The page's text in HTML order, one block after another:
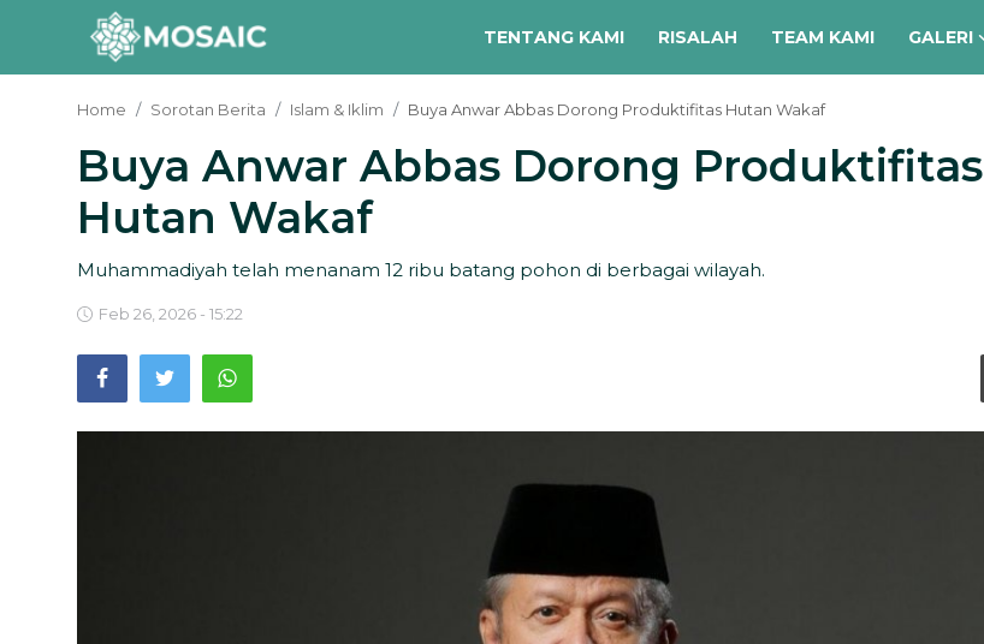
TENTANG KAMI RISALAH TEAM KAMI GALERI
Contact
Tentang Kami
Risalah
Team Kami
Home Sorotan Berita Islam & Iklim Buya Anwar Abbas Dorong Produktifitas Hutan Wakaf
Buya Anwar Abbas Dorong Produktifitas
Hutan Wakaf
Muhammadiyah telah menanam 12 ribu batang pohon di berbagai wilayah.
Feb 26, 2026 - 15:22